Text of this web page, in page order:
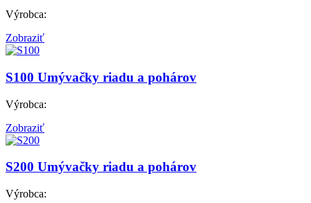
Výrobca:
Zobraziť
S100 Umývačky riadu a pohárov
Výrobca:
Zobraziť
S200 Umývačky riadu a pohárov
Výrobca: